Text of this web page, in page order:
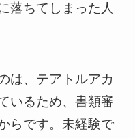
落ちてしまった人
は、テアトルアカ
いるため、書類審
らです。未経験で